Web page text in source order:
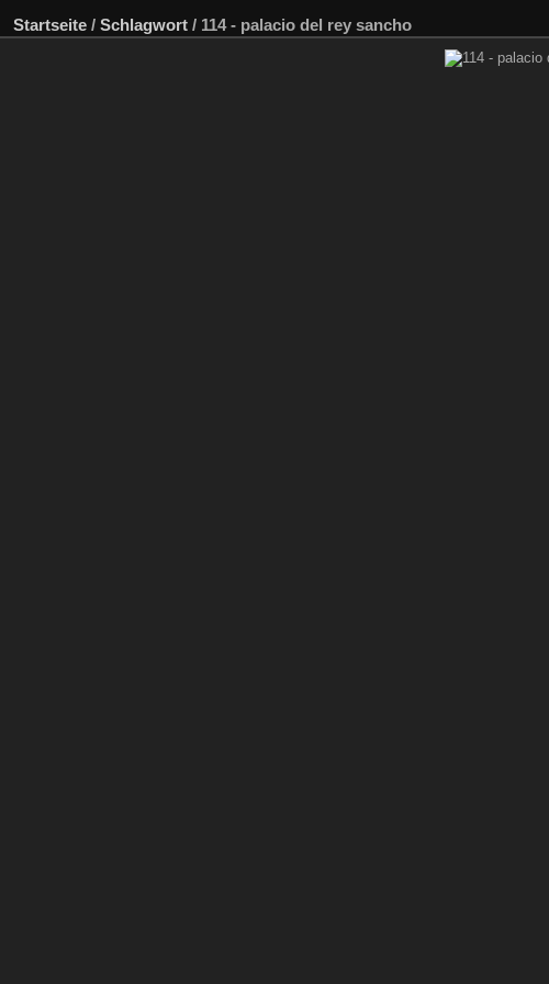
Startseite / Schlagwort / 114 - palacio del rey sancho